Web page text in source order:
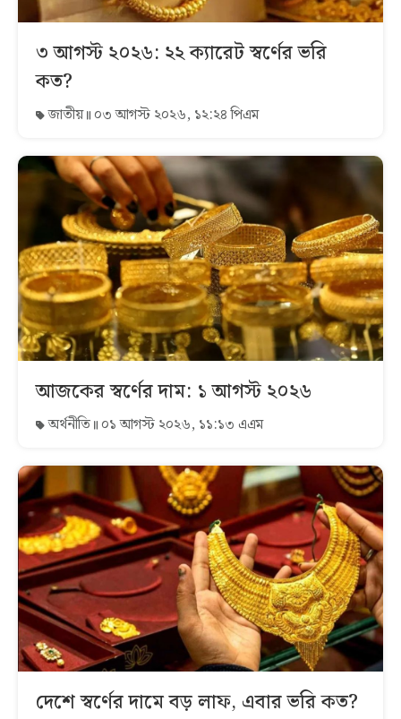
৩ আগস্ট ২০২৬: ২২ ক্যারেট স্বর্ণের ভরি
কত?
জাতীয় ০৩ আগস্ট ২০২৬, ১২:২৪ পিএম
আজকের স্বর্ণের দাম: ১ আগস্ট ২০২৬
অর্থনীতি ০১ আগস্ট ২০২৬, ১১:১৩ এএম
দেশে স্বর্ণের দামে বড় লাফ, এবার ভরি কত?